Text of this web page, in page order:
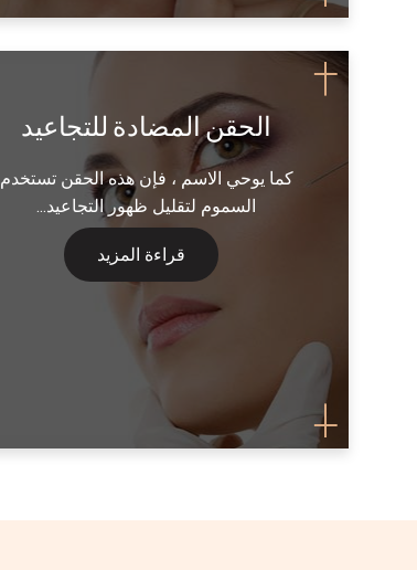
الحقن المضادة للتجاعيد
كما يوحي الاسم ، فإن هذه الحقن تستخدم
السموم لتقليل ظهور التجاعيد...
قراءة المزيد